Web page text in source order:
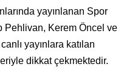
yayınlanan Spor
Pehlivan, Kerem Öncel ve
yayınlara katılan
dikkat çekmektedir.